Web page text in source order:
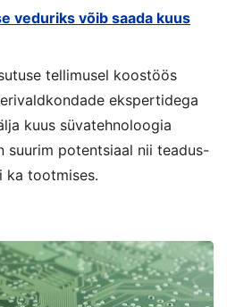
veduriks võib saada kuus
tellimusel koostöös
ekspertidega
kuus süvatehnoloogia
suurim potentsiaal nii teadus-
ka tootmises.